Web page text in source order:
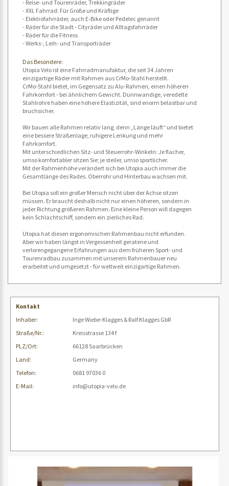
- Reise- und Tourenräder, Trekkingräder
- XXL Fahrrad: Für Große und Kräftige
- Elektrofahrräder, auch E-Bike oder Pedelec genannt
- Räder für die Stadt - Cityräder und Alltagsfahrräder
- Räder für die Fitness
- Werks-, Leih- und Transporträder
Das Besondere:
Utopia Velo ist eine Fahrradmanufaktur, die seit 34 Jahren
einzigartige Räder mit Rahmen aus CrMo-Stahl herstellt.
CrMo-Stahl bietet, im Gegensatz zu Alu-Rahmen, einen höheren
Fahrkomfort - bei ähnlichem Gewicht. Dünnwandige, veredelte
Stahlrohre haben eine höhere Elastizität, sind enorm belastbar und
bruchsicher.
Wir bauen alle Rahmen relativ lang, denn „Länge läuft“ und bietet
eine bessere Straßenlage, ruhigere Lenkung und mehr
Fahrkomfort.
Mit unterschiedlichen Sitz- und Steuerrohr-Winkeln: Je flacher,
umso komfortabler sitzen Sie; je steiler, umso sportlicher.
Mit der Rahmenhöhe verändert sich bei Utopia auch immer die
Gesamtlänge des Rades. Oberrohr und Hinterbau wachsen mit.
Bei Utopia soll ein großer Mensch nicht über der Achse sitzen
müssen. Er braucht deshalb nicht nur einen höheren, sondern in
jeder Richtung größeren Rahmen. Eine kleine Person will dagegen
kein Schlachtschiff, sondern ein zierliches Rad.
Utopia hat diesen ergonomischen Rahmenbau nicht erfunden.
Aber wir haben längst in Vergessenheit geratene und
verlorengegangene Erfahrungen aus dem früheren Sport- und
Tourenradbau zusammen mit unserem Rahmenbauer neu
erarbeitet und umgesetzt - für weltweit einzigartige Rahmen.
Kontakt
Inhaber:
Inge Wiebe-Klagges & Ralf Klagges GbR
Straße/Nr.:
Kreisstrasse 134 f
PLZ/Ort:
66128 Saarbrücken
Land:
Germany
Telefon:
0681 97036 0
E-Mail:
info@utopia-velo.de